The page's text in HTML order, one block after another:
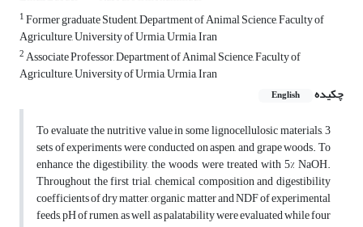
1Former graduate Student, Department of Animal Science, Faculty of
Agriculture, University of Urmia, Urmia, Iran
2Associate Professor, Department of Animal Science, Faculty of
Agriculture, University of Urmia, Urmia, Iran
چکیده
English
To evaluate the nutritive value in some lignocellulosic materials, 3
sets of experiments were conducted on aspen, and grape woods. To
enhance the digestibility, the woods were treated with 5% NaOH.
Throughout the first trial, chemical composition and digestibility
coefficients of dry matter, organic matter and NDF of experimental
feeds, pH of rumen, as well as palatability were evaluated while four